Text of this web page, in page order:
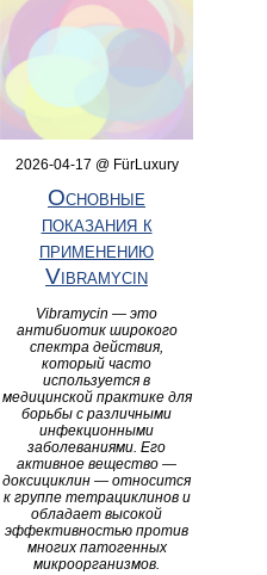
2026-04-17 @ FürLuxury
Основные
показания к
применению
Vibramycin
Vibramycin — это
антибиотик широкого
спектра действия,
который часто
используется в
медицинской практике для
борьбы с различными
инфекционными
заболеваниями. Его
активное вещество —
доксициклин — относится
к группе тетрациклинов и
обладает высокой
эффективностью против
многих патогенных
микроорганизмов.